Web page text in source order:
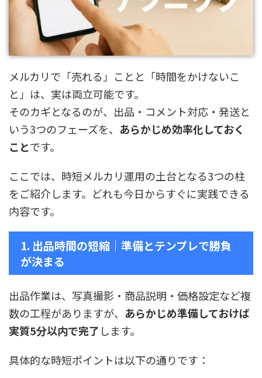
メルカリで「売れる」ことと「時間をかけないこ
と」は、実は両立可能です。
そのカギとなるのが、出品・コメント対応・発送と
いう3つのフェーズを、 あらかじめ効率化しておく
ことです。
ここでは、時短メルカリ運用の土台となる3つの柱
をご紹介します。どれも今日からすぐに実践できる
内容です。
1. 出品時間の短縮｜準備とテンプレで勝負
が決まる
出品作業は、写真撮影・商品説明・価格設定など複
数の工程がありますが、 あらかじめ準備しておけば
実質5分以内で完了 します。
具体的な時短ポイントは以下の通りです：